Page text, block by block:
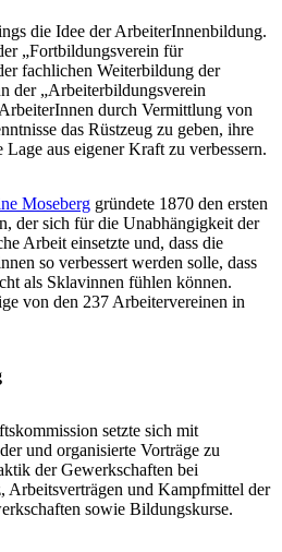
die Idee der ArbeiterInnenbildung.
„Fortbildungsverein für
fachlichen Weiterbildung der
der „Arbeiterbildungsverein
durch Vermittlung von
das Rüstzeug zu geben, ihre
aus eigener Kraft zu verbessern.
Moseberg gründete 1870 den ersten
der sich für die Unabhängigkeit der
Arbeit einsetzte und, dass die
so verbessert werden solle, dass
als Sklavinnen fühlen können.
von den 237 Arbeitervereinen in
setzte sich mit
und organisierte Vorträge zu
der Gewerkschaften bei
Arbeitsverträgen und Kampfmittel der
sowie Bildungskurse.